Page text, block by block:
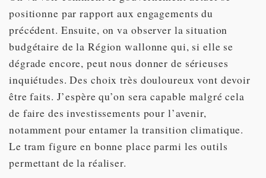
positionne par rapport aux engagements du
précédent. Ensuite, on va observer la situation
budgétaire de la Région wallonne qui, si elle se
dégrade encore, peut nous donner de sérieuses
inquiétudes. Des choix très douloureux vont devoir
être faits. J’espère qu’on sera capable malgré cela
de faire des investissements pour l’avenir,
notamment pour entamer la transition climatique.
Le tram figure en bonne place parmi les outils
permettant de la réaliser.